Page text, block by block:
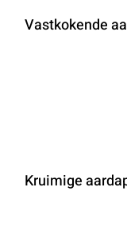
Vastkokende
Kruimige